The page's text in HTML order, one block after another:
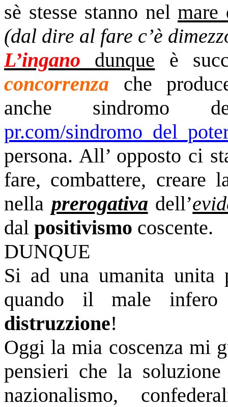
sè stesse stanno nel mare
(dal dire al fare c’è
L’ingano dunque è
concorrenza che
anche
pr.com/
persona. All’ opposto ci
fare, combattere, creare
nella prerogativa dell’
dal positivismo coscente.
DUNQUE
Si ad una umanita
quando il male
distruzzione!
Oggi la mia coscenza mi
pensieri che la
nazionalismo,